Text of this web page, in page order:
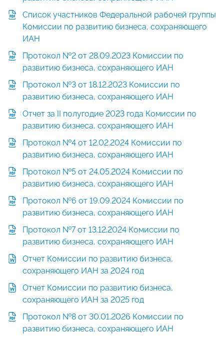
Список участников Федеральной рабочей группы
Комиссии по развитию бизнеса, сохраняющего
ИАН
Протокол №2 от 28.09.2023 Комиссии по
развитию бизнеса, сохраняющего ИАН
Протокол №3 от 18.12.2023 Комиссии по
развитию бизнеса, сохраняющего ИАН
Отчет за II полугодие 2023 года Комиссии по
развитию бизнеса, сохраняющего ИАН
Протокол №4 от 12.02.2024 Комиссии по
развитию бизнеса, сохраняющего ИАН
Протокол №5 от 24.05.2024 Комиссии по
развитию бизнеса, сохраняющего ИАН
Протокол №6 от 19.09.2024 Комиссии по
развитию бизнеса, сохраняющего ИАН
Протокол №7 от 13.12.2024 Комиссии по
развитию бизнеса, сохраняющего ИАН
Отчет Комиссии по развитию бизнеса,
сохраняющего ИАН за 2024 год
Отчет Комиссии по развитию бизнеса,
сохраняющего ИАН за 2025 год
Протокол №8 от 30.01.2026 Комиссии по
развитию бизнеса, сохраняющего ИАН